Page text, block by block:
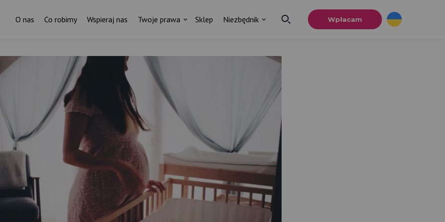
O nas Co robimy Wspieraj nas Twoje prawa Sklep Niezbędnik Wpłacam
Za każdym pismem do ministra
stoi czyjaś historia.
I ktoś, kto nas wspiera.
stałym darczyńcą Fundacji Rodzić po Ludzku.